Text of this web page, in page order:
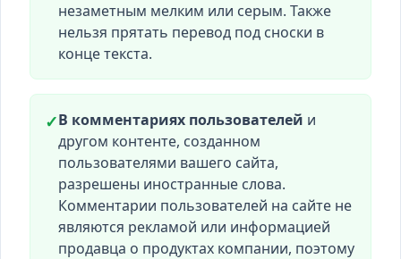
незаметным мелким или серым. Также
нельзя прятать перевод под сноски в
конце текста.
✓В комментариях пользователей и
другом контенте, созданном
пользователями вашего сайта,
разрешены иностранные слова.
Комментарии пользователей на сайте не
являются рекламой или информацией
продавца о продуктах компании, поэтому